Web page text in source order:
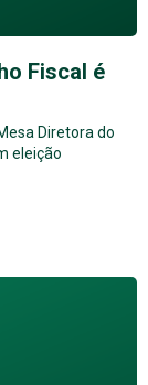
Fiscal é
Diretora do
eleição